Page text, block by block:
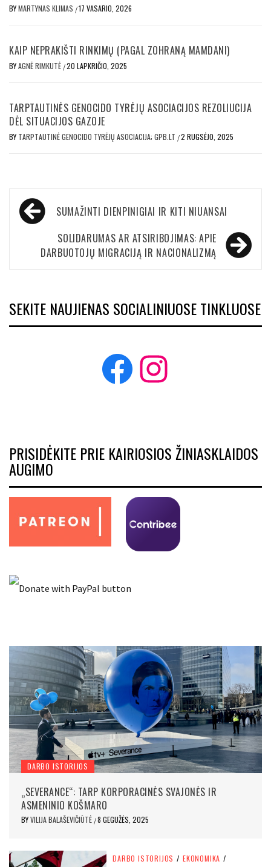
BYMARTYNAS KLIMAS /17 VASARIO, 2026
KAIP NEPRAKIŠTI RINKIMŲ (PAGAL ZOHRANĄ MAMDANI)
BYAGNĖ RIMKUTĖ /20 LAPKRIČIO, 2025
TARPTAUTINĖS GENOCIDO TYRĖJŲ ASOCIACIJOS REZOLIUCIJA
DĖL SITUACIJOS GAZOJE
BY TARPTAUTINĖ GENOCIDO TYRĖJŲ ASOCIACIJA; GPB.LT /2 RUGSĖJO, 2025
Navigacija
tarp
įrašų
SUMAŽINTI DIENPINIGIAI IR KITI NIUANSAI
SOLIDARUMAS AR ATSIRIBOJIMAS: APIE
DARBUOTOJŲ MIGRACIJĄ IR NACIONALIZMĄ
SEKITE NAUJIENAS SOCIALINIUOSE TINKLUOSE
Facebook
Instagram
PRISIDĖKITE PRIE KAIRIOSIOS ŽINIASKLAIDOS
AUGIMO
DARBO ISTORIJOS
„SEVERANCE“: TARP KORPORACINĖS SVAJONĖS IR
ASMENINIO KOŠMARO
BYVILIJA BALAŠEVIČIŪTĖ /8 GEGUŽĖS, 2025
DARBO ISTORIJOS / EKONOMIKA /